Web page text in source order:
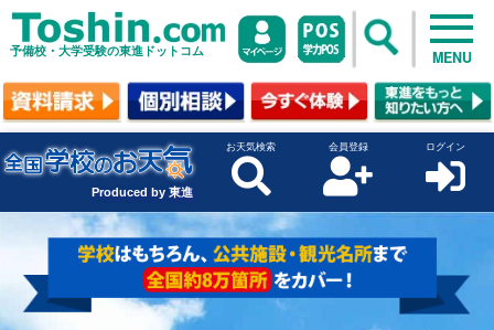
予備校・大学受験の東進ドットコム MENU
Produced by 東進
お天気検索 会員登録 ログイン